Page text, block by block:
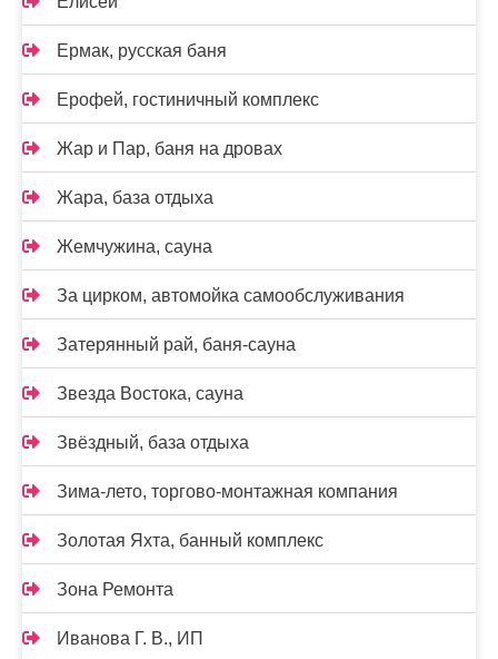
Ермак, русская баня
Ерофей, гостиничный комплекс
Жар и Пар, баня на дровах
Жара, база отдыха
Жемчужина, сауна
За цирком, автомойка самообслуживания
Затерянный рай, баня-сауна
Звезда Востока, сауна
Звёздный, база отдыха
Зима-лето, торгово-монтажная компания
Золотая Яхта, банный комплекс
Зона Ремонта
Иванова Г. В., ИП